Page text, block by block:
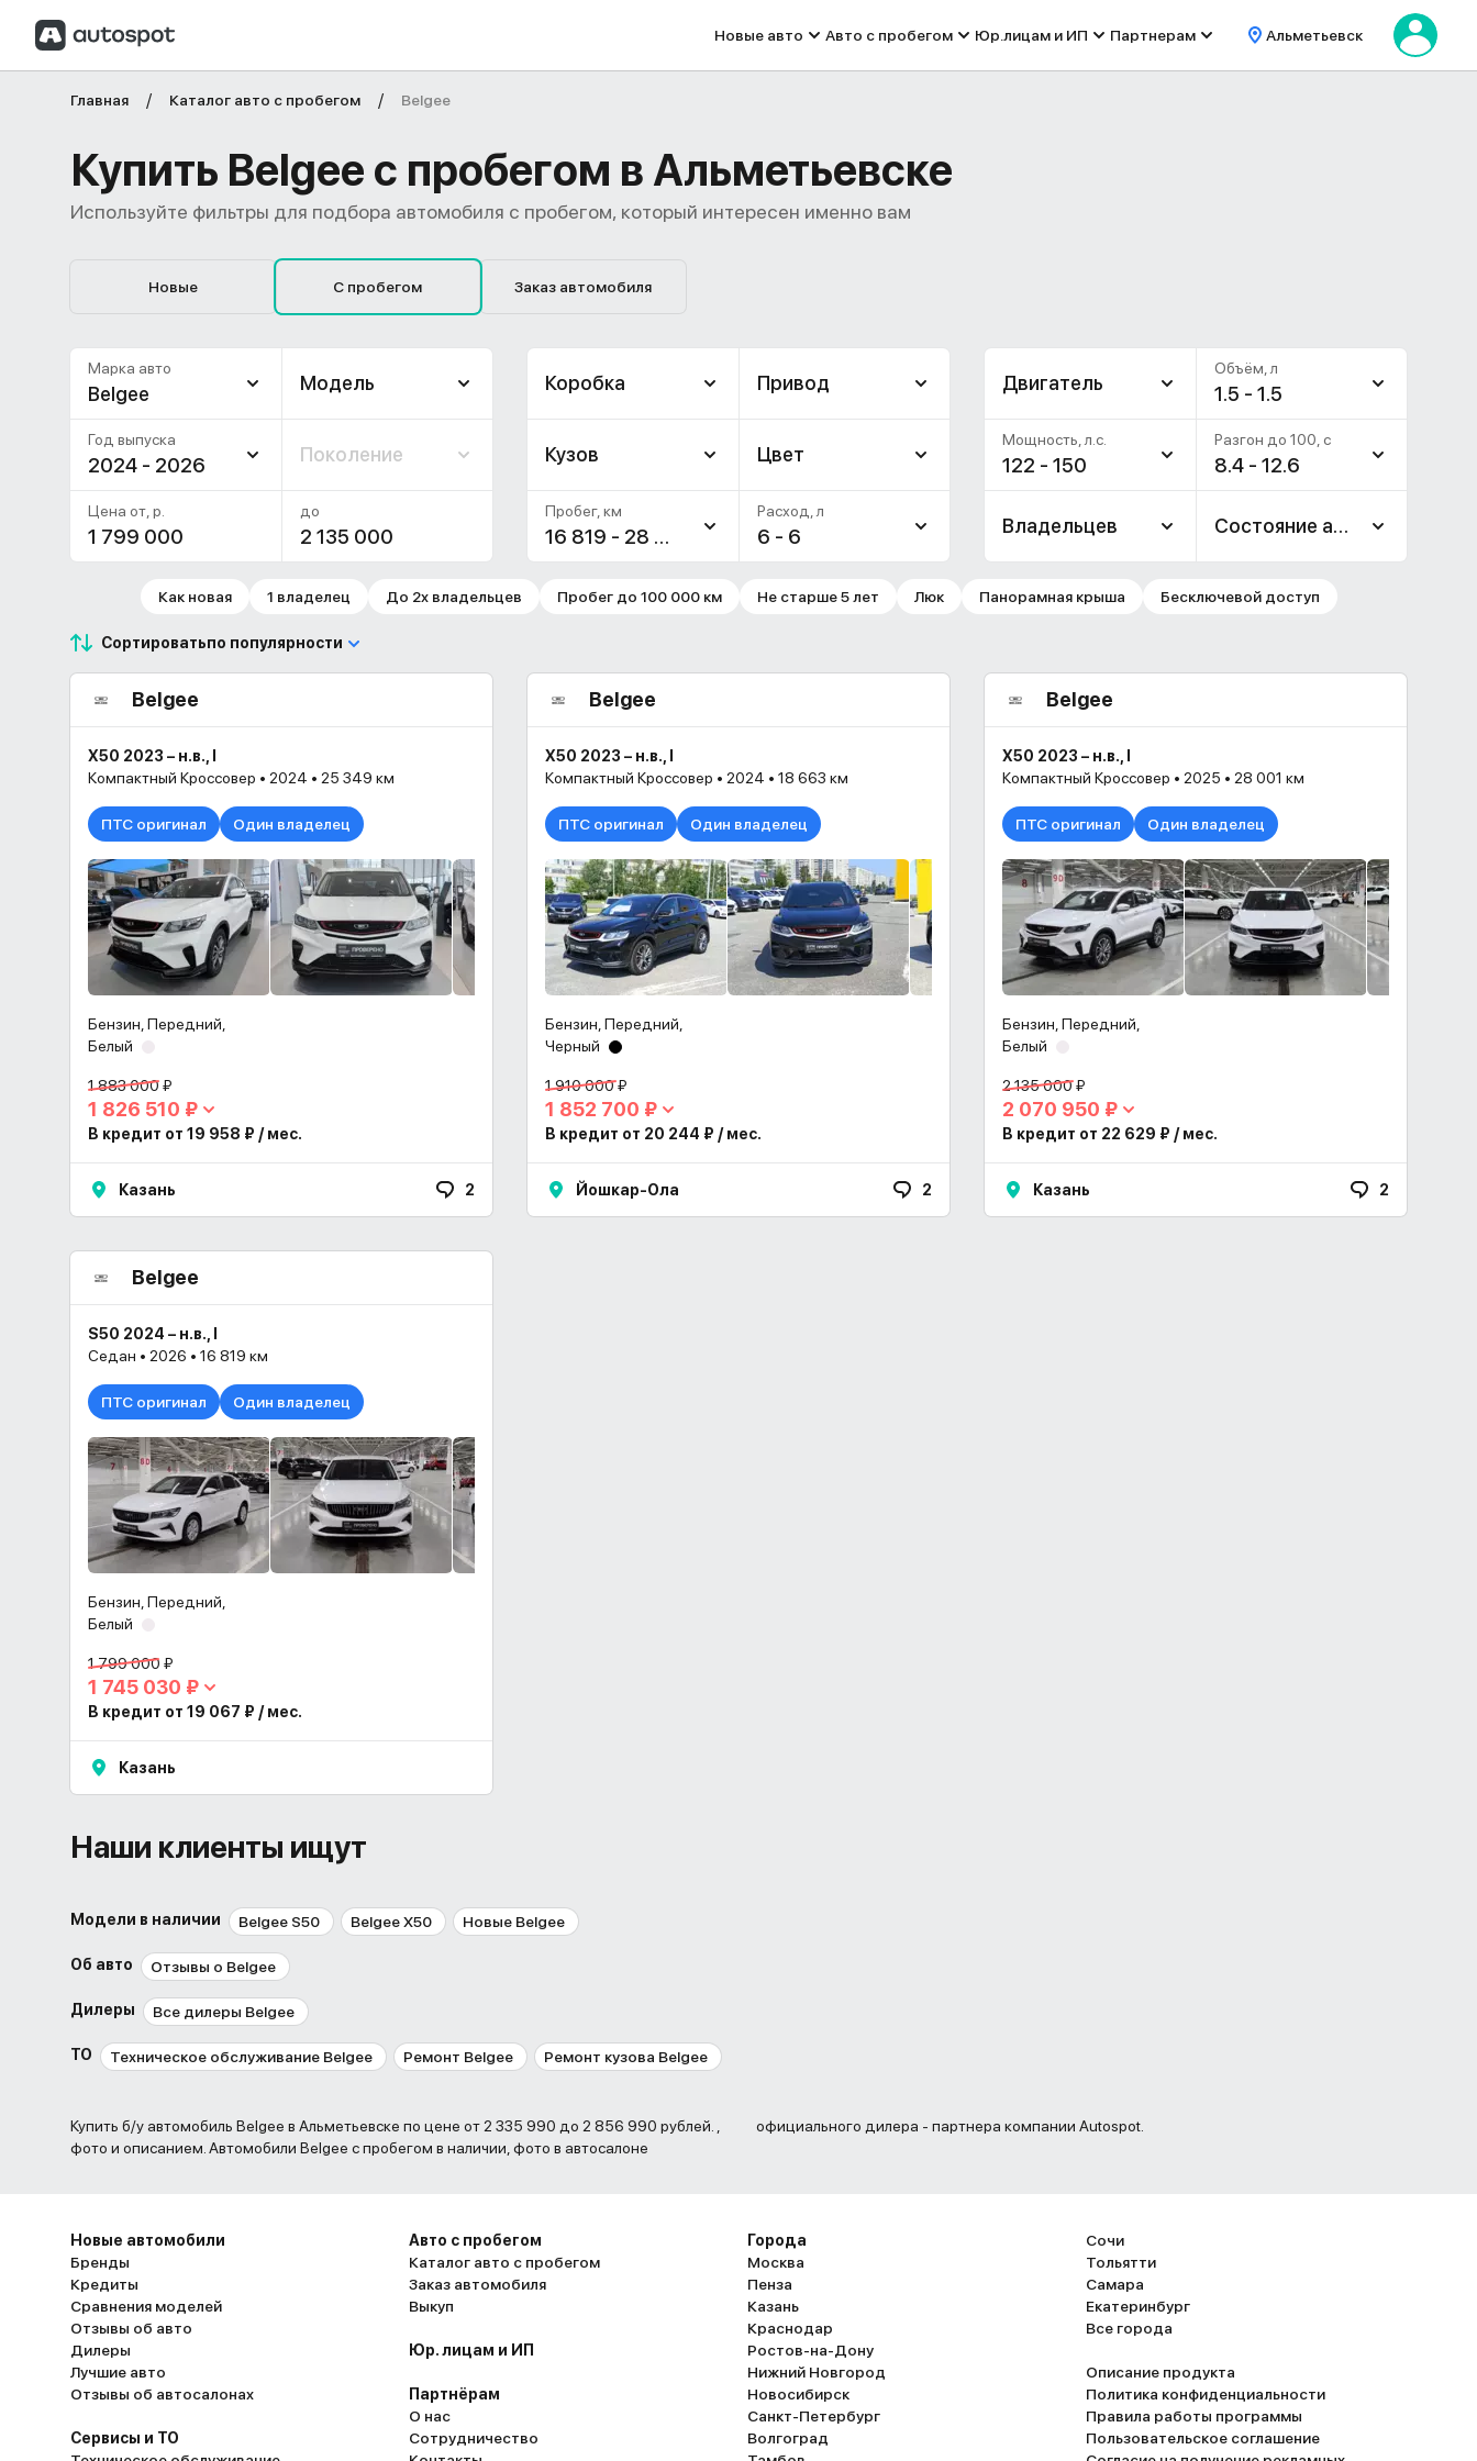
Новые авто Авто с пробегом Юр.лицам и ИП Партнерам Альметьевск
Главная Каталог авто с пробегом Belgee
Купить Belgee с пробегом в Альметьевске
Используйте фильтры для подбора автомобиля с пробегом, который интересен именно вам
Новые С пробегом Заказ автомобиля
Belgee
Марка авто
Модель
2024 - 2026
Год выпуска
Поколение
Цена от, р. до
Коробка Привод
Кузов Цвет
16 819 - 28 001
Пробег, км
6 - 6
Расход, л
Двигатель 1.5 - 1.5
Объём, л
122 - 150
Мощность, л.с.
8.4 - 12.6
Разгон до 100, c
Владельцев Состояние авто
Как новая 1 владелец До 2х владельцев Пробег до 100 000 км Не старше 5 лет Люк Панорамная крыша Бесключевой доступ
Сортироватьпо популярности
Belgee
X50 2023 – н.в., I
Компактный Кроссовер • 2024 • 25 349 км
ПТС оригинал Один владелец
Бензин, Передний,
Белый
1 883 000 ₽
1 826 510 ₽
В кредит от 19 958 ₽ / мес.
Казань 2
Belgee
X50 2023 – н.в., I
Компактный Кроссовер • 2024 • 18 663 км
ПТС оригинал Один владелец
Бензин, Передний,
Черный
1 910 000 ₽
1 852 700 ₽
В кредит от 20 244 ₽ / мес.
Йошкар-Ола 2
Belgee
X50 2023 – н.в., I
Компактный Кроссовер • 2025 • 28 001 км
ПТС оригинал Один владелец
Бензин, Передний,
Белый
2 135 000 ₽
2 070 950 ₽
В кредит от 22 629 ₽ / мес.
Казань 2
Belgee
S50 2024 – н.в., I
Седан • 2026 • 16 819 км
ПТС оригинал Один владелец
Бензин, Передний,
Белый
1 799 000 ₽
1 745 030 ₽
В кредит от 19 067 ₽ / мес.
Казань
Наши клиенты ищут
Модели в наличии Belgee S50 Belgee X50 Новые Belgee
Об авто Отзывы о Belgee
Дилеры Все дилеры Belgee
ТО Техническое обслуживание Belgee Ремонт Belgee Ремонт кузова Belgee
Купить б/у автомобиль Belgee в Альметьевске по цене от 2 335 990 до 2 856 990 рублей. ,
фото и описанием. Автомобили Belgee с пробегом в наличии, фото в автосалоне
официального дилера - партнера компании Autospot.
Новые автомобили
Бренды
Кредиты
Сравнения моделей
Отзывы об авто
Дилеры
Лучшие авто
Отзывы об автосалонах
Сервисы и ТО
Авто с пробегом
Каталог авто с пробегом
Заказ автомобиля
Выкуп
Юр. лицам и ИП
Партнёрам
О нас
Сотрудничество
Города
Москва
Пенза
Казань
Краснодар
Ростов-на-Дону
Нижний Новгород
Новосибирск
Санкт-Петербург
Волгоград
Сочи
Тольятти
Самара
Екатеринбург
Все города
Описание продукта
Политика конфиденциальности
Правила работы программы
Пользовательское соглашение